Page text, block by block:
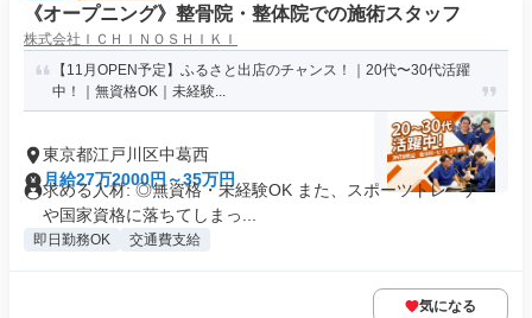
《オープニング》整骨院・整体院での施術スタッフ
株式会社ＩＣＨＩＮＯＳＨＩＫＩ
【11月OPEN予定】ふるさと出店のチャンス！｜20代〜30代活躍
中！｜無資格OK｜未経験...
東京都江戸川区中葛西
月給27万2000円～35万円
求める人材: ◎無資格・未経験OK また、スポーツトレーナー
や国家資格に落ちてしまっ...
即日勤務OK 交通費支給
気になる